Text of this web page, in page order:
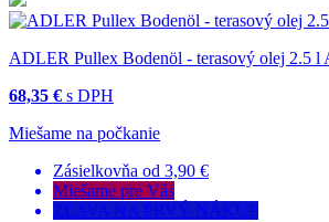
ADLER Pullex Bodenöl - terasový olej 2.5 l
68,35 € s DPH
Miešame na počkanie
Zásielkovňa od 3,90 €
Miešame pre Vás
ZĽAVA NA PRVÝ NÁKUP